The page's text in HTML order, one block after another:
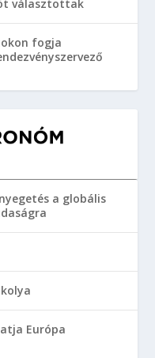
választottak
fogja
a globális
Európa